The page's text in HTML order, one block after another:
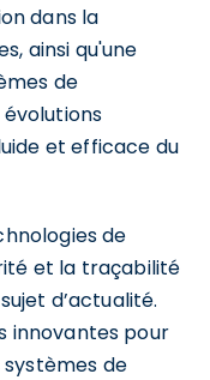
dans la
ainsi qu'une
de
et efficace du
de
et la traçabilité
d’actualité.
innovantes pour
de